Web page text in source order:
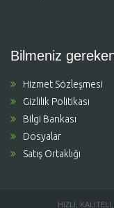
Bilmeniz
Hizmet Sözleşmesi
Gizlilik Politikası
Bilgi Bankası
Dosyalar
Satış Ortaklığı
HIZLI,